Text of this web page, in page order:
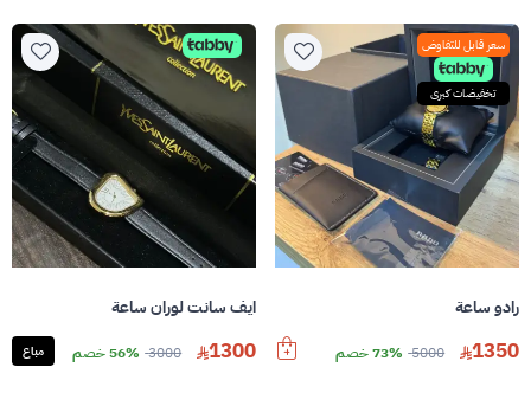
سعر قابل للتفاوض
تخفيضات كبرى
رادو ساعة
1350
5000 73% خصم
ايف سانت لوران ساعة
1300
3000 56% خصم مباع